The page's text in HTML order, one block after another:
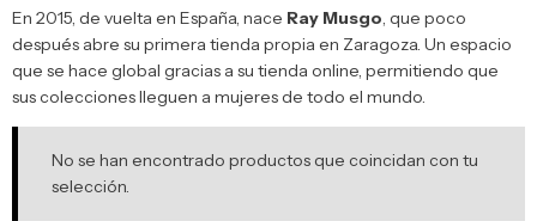
En 2015, de vuelta en España, nace Ray Musgo, que poco
después abre su primera tienda propia en Zaragoza. Un espacio
que se hace global gracias a su tienda online, permitiendo que
sus colecciones lleguen a mujeres de todo el mundo.
No se han encontrado productos que coincidan con tu
selección.